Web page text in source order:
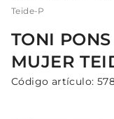
Teide-P
TONI PONS
MUJER
Código artículo: